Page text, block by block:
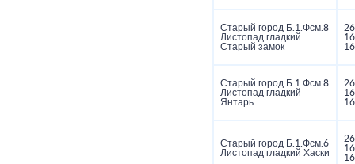
Старый город Б.1.Фсм.8
Листопад гладкий
Старый замок
Старый город Б.1.Фсм.8
Листопад гладкий
Янтарь
Старый город Б.1.Фсм.6
Листопад гладкий Хаски